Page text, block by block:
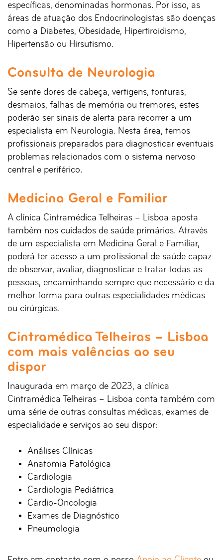
específicas, denominadas hormonas. Por isso, as
áreas de atuação dos Endocrinologistas são doenças
como a Diabetes, Obesidade, Hipertiroidismo,
Hipertensão ou Hirsutismo.
Consulta de Neurologia
Se sente dores de cabeça, vertigens, tonturas,
desmaios, falhas de memória ou tremores, estes
poderão ser sinais de alerta para recorrer a um
especialista em Neurologia. Nesta área, temos
profissionais preparados para diagnosticar eventuais
problemas relacionados com o sistema nervoso
central e periférico.
Medicina Geral e Familiar
A clínica Cintramédica Telheiras – Lisboa aposta
também nos cuidados de saúde primários. Através
de um especialista em Medicina Geral e Familiar,
poderá ter acesso a um profissional de saúde capaz
de observar, avaliar, diagnosticar e tratar todas as
pessoas, encaminhando sempre que necessário e da
melhor forma para outras especialidades médicas
ou cirúrgicas.
Cintramédica Telheiras – Lisboa
com mais valências ao seu
dispor
Inaugurada em março de 2023, a clínica
Cintramédica Telheiras – Lisboa conta também com
uma série de outras consultas médicas, exames de
especialidade e serviços ao seu dispor:
Análises Clínicas
Anatomia Patológica
Cardiologia
Cardiologia Pediátrica
Cardio-Oncologia
Exames de Diagnóstico
Pneumologia